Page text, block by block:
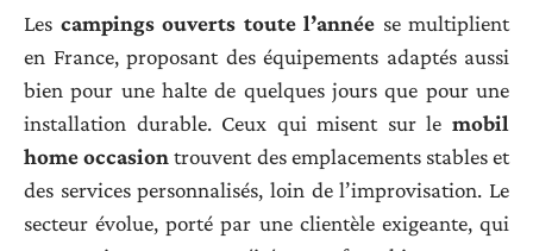
Les campings ouverts toute l’année se multiplient
en France, proposant des équipements adaptés aussi
bien pour une halte de quelques jours que pour une
installation durable. Ceux qui misent sur le mobil
home occasion trouvent des emplacements stables et
des services personnalisés, loin de l’improvisation. Le
secteur évolue, porté par une clientèle exigeante, qui